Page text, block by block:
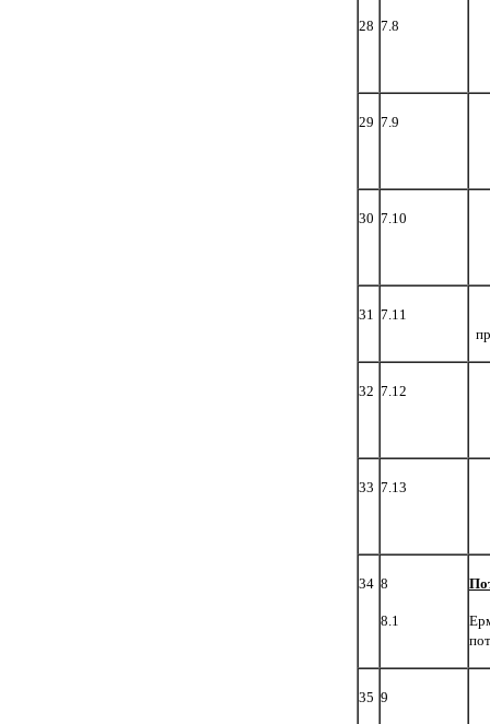
28 7.8
29 7.9
30 7.10
31 7.11
32 7.12
33 7.13
34 8
8.1
35 9